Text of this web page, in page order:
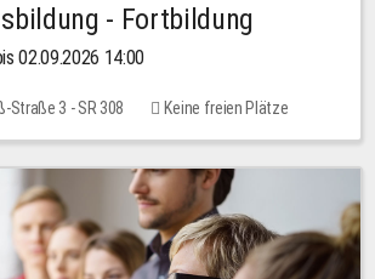
- Fortbildung
02.09.2026 14:00
Straße 3 - SR 308 Keine freien Plätze